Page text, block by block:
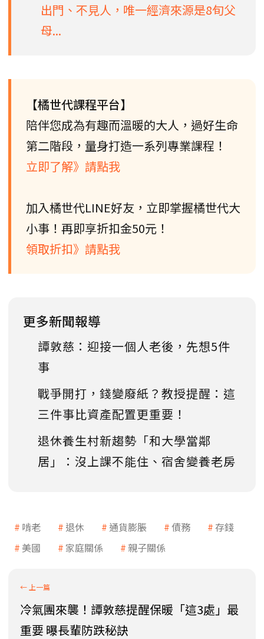
出門、不見人，唯一經濟來源是8旬父
母...
【橘世代課程平台】
陪伴您成為有趣而溫暖的大人，過好生命
第二階段，量身打造一系列專業課程！
立即了解》請點我
加入橘世代LINE好友，立即掌握橘世代大
小事！再即享折扣金50元！
領取折扣》請點我
更多新聞報導
譚敦慈：迎接一個人老後，先想5件
事
戰爭開打，錢變廢紙？教授提醒：這
三件事比資產配置更重要！
退休養生村新趨勢「和大學當鄰
居」：沒上課不能住、宿舍變養老房
啃老 退休 通貨膨脹 債務
存錢
美國
家庭關係 親子關係
冷氣團來襲！譚敦慈提醒保暖「這3處」最
重要 曝長輩防跌秘訣